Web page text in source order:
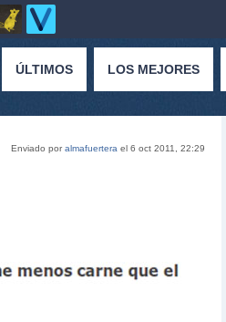
ÚLTIMOS LOS MEJORES
Enviado poralmafuertera el 6 oct 2011, 22:29